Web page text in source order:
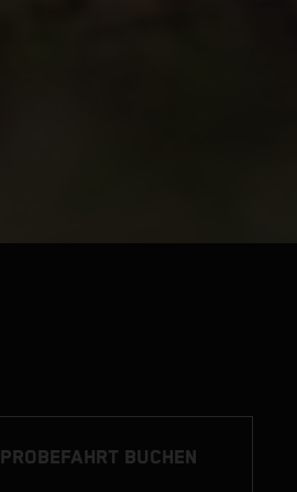
PROBEFAHRT BUCHEN